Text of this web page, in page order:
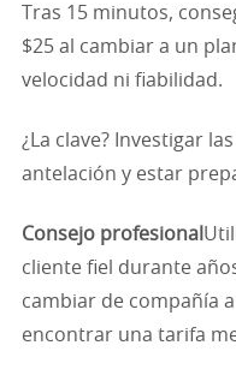
Tras 15 minutos,
$25 al cambiar a un
velocidad ni fiabilidad.
¿La clave? Investigar
antelación y estar
Consejo profesional
cliente fiel durante
cambiar de compañía
encontrar una tarifa